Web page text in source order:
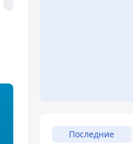
Последние